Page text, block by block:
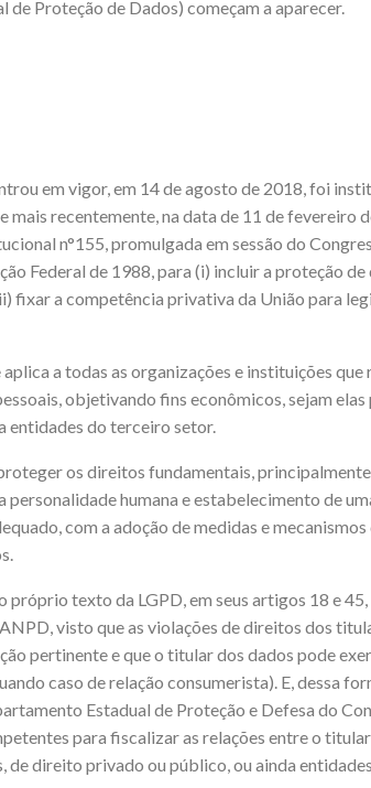
de Proteção de Dados) começam a aparecer.
em vigor, em 14 de agosto de 2018, foi
mais recentemente, na data de 11 de
n°155, promulgada em sessão do
Federal de 1988, para (i) incluir a proteção
fixar a competência privativa da União para
aplica a todas as organizações e instituições
objetivando fins econômicos, sejam
entidades do terceiro setor.
os direitos fundamentais,
humana e estabelecimento de
com a adoção de medidas e
próprio texto da LGPD, em seus artigos 18 e
visto que as violações de direitos dos
pertinente e que o titular dos dados pode
caso de relação consumerista). E, dessa
Estadual de Proteção e Defesa do
para fiscalizar as relações entre o
de direito privado ou público, ou ainda